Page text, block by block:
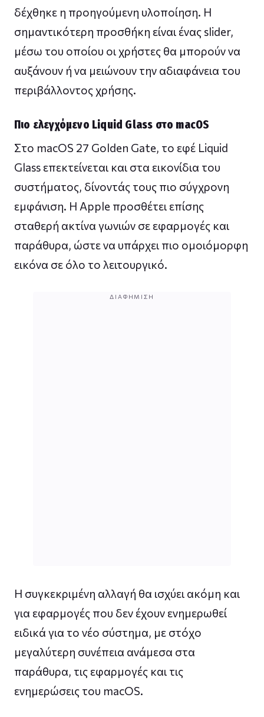
δέχθηκε η προηγούμενη υλοποίηση. Η
σημαντικότερη προσθήκη είναι ένας slider,
μέσω του οποίου οι χρήστες θα μπορούν να
αυξάνουν ή να μειώνουν την αδιαφάνεια του
περιβάλλοντος χρήσης.
Πιο ελεγχόμενο Liquid Glass στο macOS
Στο macOS 27 Golden Gate, το εφέ Liquid
Glass επεκτείνεται και στα εικονίδια του
συστήματος, δίνοντάς τους πιο σύγχρονη
εμφάνιση. Η Apple προσθέτει επίσης
σταθερή ακτίνα γωνιών σε εφαρμογές και
παράθυρα, ώστε να υπάρχει πιο ομοιόμορφη
εικόνα σε όλο το λειτουργικό.
ΔΙΑΦΉΜΙΣΗ
Η συγκεκριμένη αλλαγή θα ισχύει ακόμη και
για εφαρμογές που δεν έχουν ενημερωθεί
ειδικά για το νέο σύστημα, με στόχο
μεγαλύτερη συνέπεια ανάμεσα στα
παράθυρα, τις εφαρμογές και τις
ενημερώσεις του macOS.